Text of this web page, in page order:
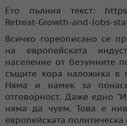
Ето пълния текст:
Retreat-Growth-and-Jobs-
Всичко гореописано се
на европейската
население от безумните
същите хора наложиха в
Няма и намек за
отговорност. Даже едно
няма да чуем. Това е
европейската политическа